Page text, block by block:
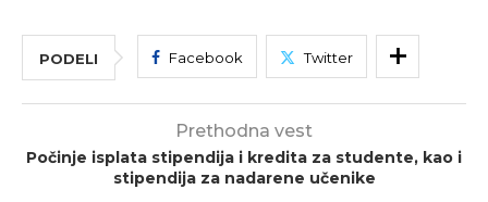
PODELI Facebook Twitter
Prethodna vest
Počinje isplata stipendija i kredita za studente, kao i
stipendija za nadarene učenike